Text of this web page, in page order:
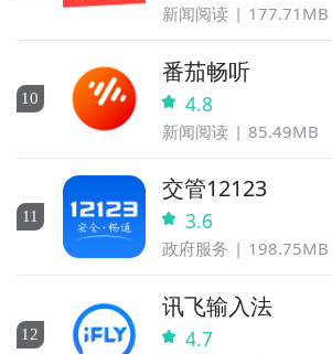
新闻阅读 177.71MB
10
番茄畅听
4.8
新闻阅读 85.49MB
11
交管12123
3.6
政府服务 198.75MB
12
讯飞输入法
4.7